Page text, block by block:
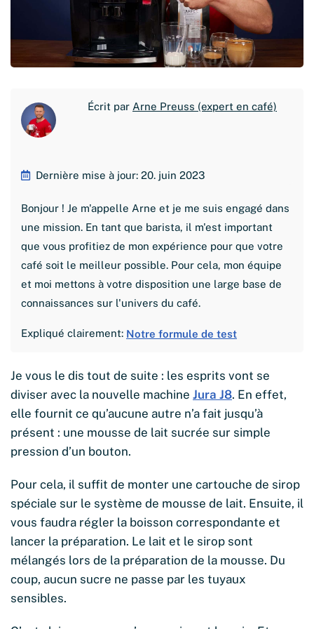
Écrit par Arne Preuss (expert en café)
Dernière mise à jour: 20. juin 2023
Bonjour ! Je m'appelle Arne et je me suis engagé dans
une mission. En tant que barista, il m'est important
que vous profitiez de mon expérience pour que votre
café soit le meilleur possible. Pour cela, mon équipe
et moi mettons à votre disposition une large base de
connaissances sur l'univers du café.
Expliqué clairement: Notre formule de test
Je vous le dis tout de suite : les esprits vont se
diviser avec la nouvelle machine Jura J8. En effet,
elle fournit ce qu’aucune autre n’a fait jusqu’à
présent : une mousse de lait sucrée sur simple
pression d’un bouton.
Pour cela, il suffit de monter une cartouche de sirop
spéciale sur le système de mousse de lait. Ensuite, il
vous faudra régler la boisson correspondante et
lancer la préparation. Le lait et le sirop sont
mélangés lors de la préparation de la mousse. Du
coup, aucun sucre ne passe par les tuyaux
sensibles.